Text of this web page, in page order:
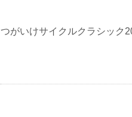
つがいけサイクルクラシック